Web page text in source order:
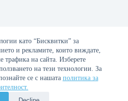
като “Бисквитки” за
и рекламите, които виждате,
трафика на сайта. Изберете
на тези технологии. За
се с нашата политика за
към нацията